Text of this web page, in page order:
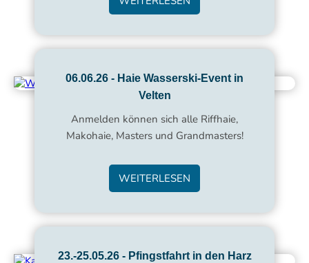
06.06.26 - Haie Wasserski-Event in
Velten
Anmelden können sich alle Riffhaie,
Makohaie, Masters und Grandmasters!
WEITERLESEN
23.-25.05.26 - Pfingstfahrt in den Harz